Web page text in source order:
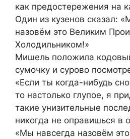
как предостережения на
Один из кузенов сказал:
назовём это Великим
Холодильником!»
Мишель положила
сумочку и сурово
«Если ты когда-нибудь
то настолько глупое, я
такие унизительные
никогда не оправишься в
«Мы навсегда назовём